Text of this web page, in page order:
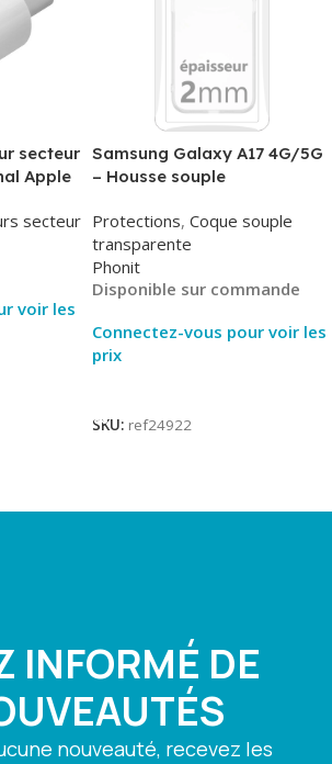
secteur
Apple
secteur
voir les
Samsung Galaxy A17 4G/5G
– Housse souple
Protections, Coque souple
transparente
Phonit
Disponible sur commande
Connectez-vous pour voir les
prix
SKU: ref24922
INFORMÉ DE
nouveauté, recevez les